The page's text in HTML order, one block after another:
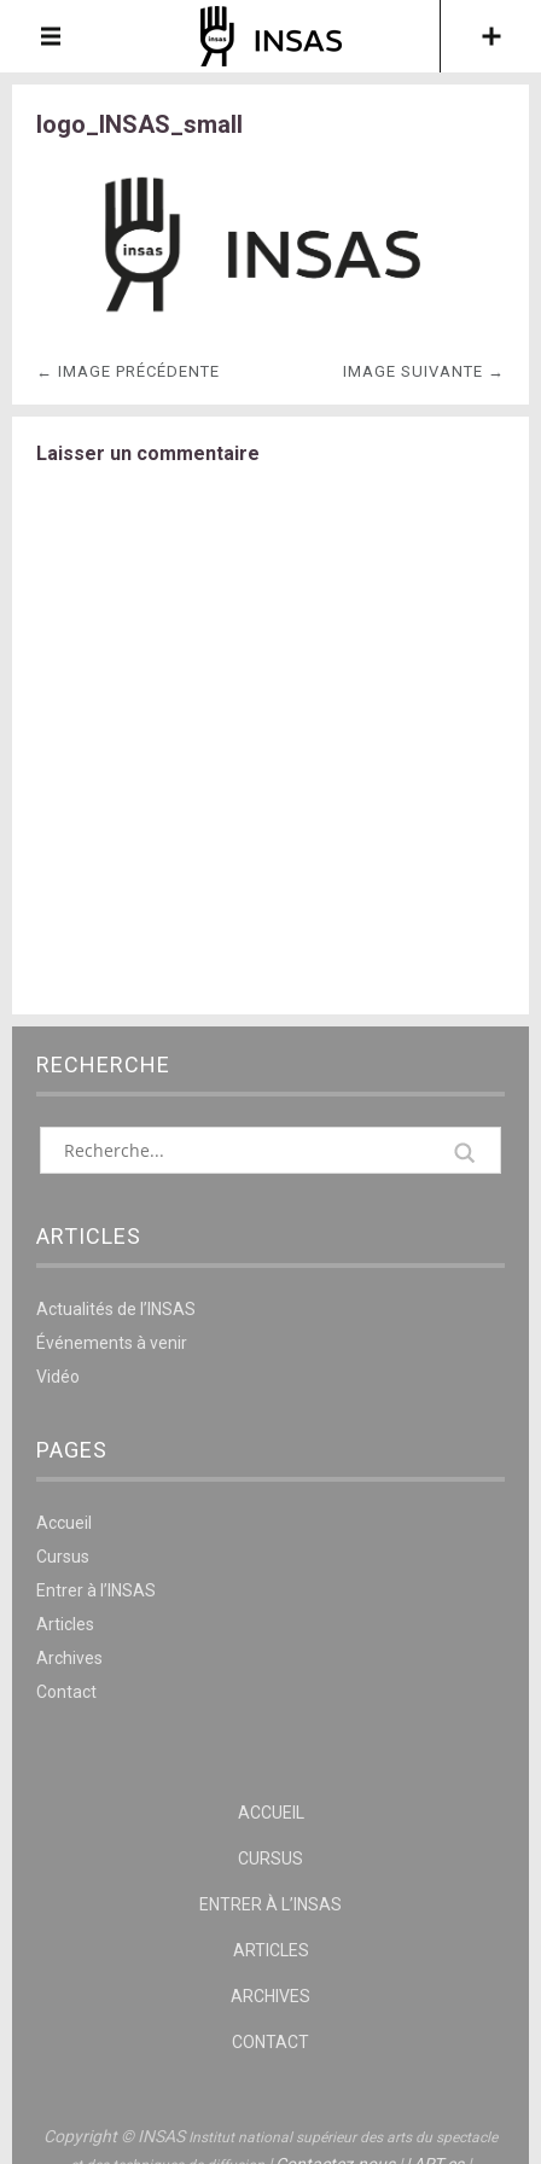
logo_INSAS_small
← IMAGE PRÉCÉDENTE IMAGE SUIVANTE →
Laisser un commentaire
RECHERCHE
ARTICLES
Actualités de l’INSAS
Événements à venir
Vidéo
PAGES
Accueil
Cursus
Entrer à l’INSAS
Articles
Archives
Contact
ACCUEIL
CURSUS
ENTRER À L’INSAS
ARTICLES
ARCHIVES
CONTACT
Copyright © INSASInstitut national supérieur des arts du spectacle